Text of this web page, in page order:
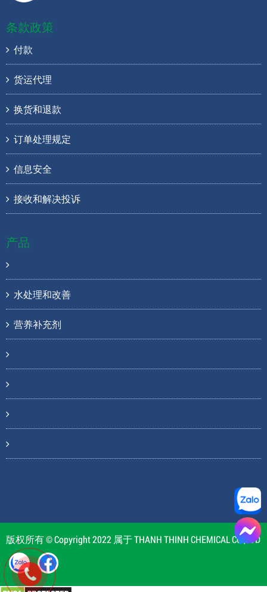
条款政策
付款
货运代理
换货和退款
订单处理规定
信息安全
接收和解决投诉
产品
水处理和改善
营养补充剂
版权所有 © Copyright 2022 属于 THANH THINH CHEMICAL CO., LTD